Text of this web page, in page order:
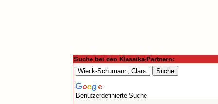
Suche bei den Klassika-Partnern:
Benutzerdefinierte Suche